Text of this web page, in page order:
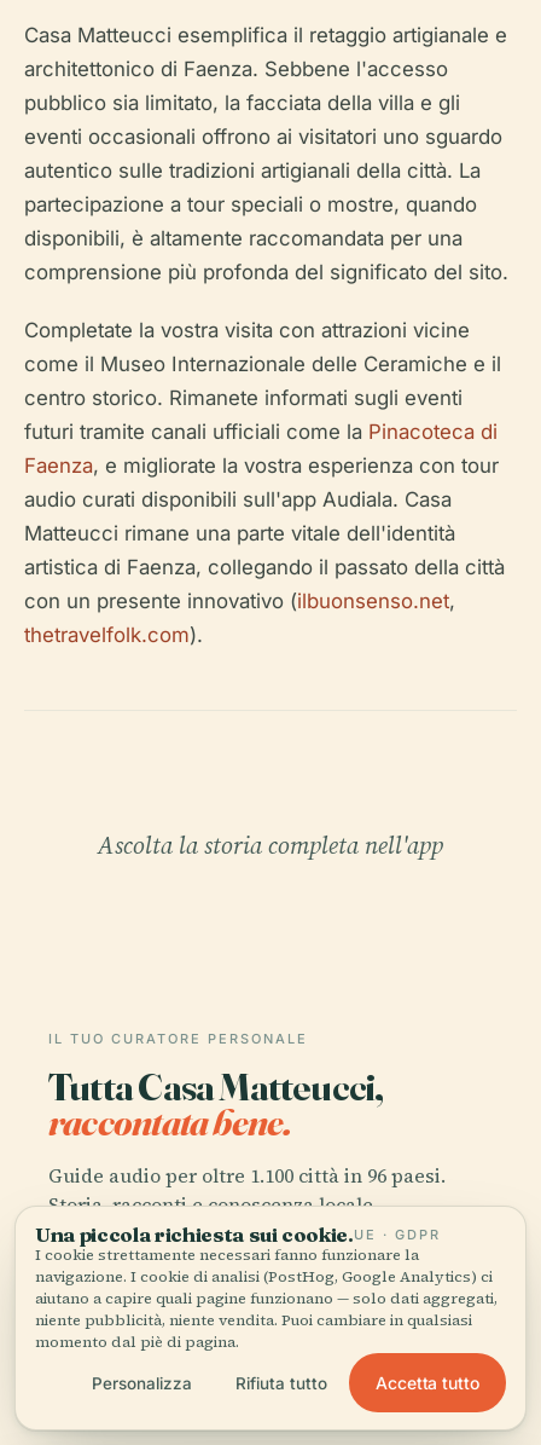
Casa Matteucci esemplifica il retaggio artigianale e
architettonico di Faenza. Sebbene l'accesso
pubblico sia limitato, la facciata della villa e gli
eventi occasionali offrono ai visitatori uno sguardo
autentico sulle tradizioni artigianali della città. La
partecipazione a tour speciali o mostre, quando
disponibili, è altamente raccomandata per una
comprensione più profonda del significato del sito.
Completate la vostra visita con attrazioni vicine
come il Museo Internazionale delle Ceramiche e il
centro storico. Rimanete informati sugli eventi
futuri tramite canali ufficiali come la Pinacoteca di
Faenza, e migliorate la vostra esperienza con tour
audio curati disponibili sull'app Audiala. Casa
Matteucci rimane una parte vitale dell'identità
artistica di Faenza, collegando il passato della città
con un presente innovativo (ilbuonsenso.net,
thetravelfolk.com).
Ascolta la storia completa nell'app
IL TUO CURATORE PERSONALE
Tutta Casa Matteucci,
raccontata bene.
Guide audio per oltre 1.100 città in 96 paesi.
Storia, racconti e conoscenza locale —
disponibili offline.
Scarica l'app
Unisciti a oltre 50.000 viaggiatori
Una piccola richiesta sui cookie.UE · GDPR
I cookie strettamente necessari fanno funzionare la
navigazione. I cookie di analisi (PostHog, Google Analytics) ci
aiutano a capire quali pagine funzionano — solo dati aggregati,
niente pubblicità, niente vendita. Puoi cambiare in qualsiasi
momento dal piè di pagina.
Personalizza Rifiuta tutto Accetta tutto